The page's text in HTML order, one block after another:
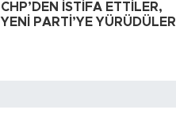
CHP’DEN İSTİFA ETTİLER,
YENİ PARTİ’YE YÜRÜDÜLER